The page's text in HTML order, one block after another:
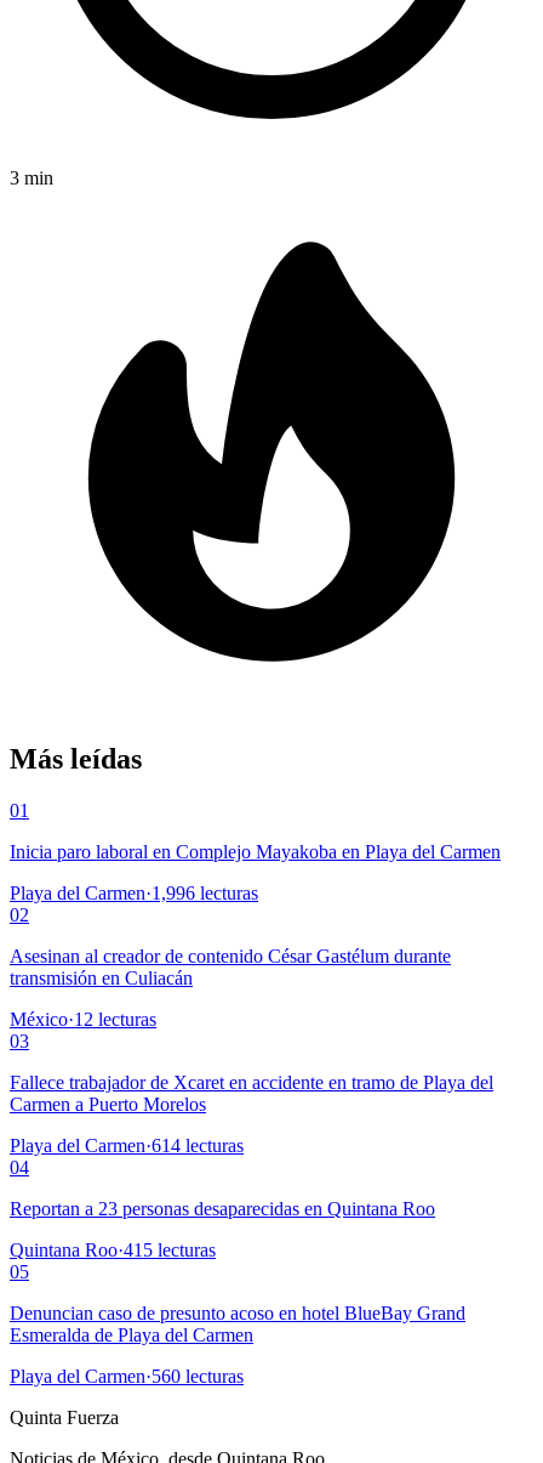
3 min
Más leídas
01
Inicia paro laboral en Complejo Mayakoba en Playa del Carmen
Playa del Carmen·1,996 lecturas
02
Asesinan al creador de contenido César Gastélum durante
transmisión en Culiacán
México·12 lecturas
03
Fallece trabajador de Xcaret en accidente en tramo de Playa del
Carmen a Puerto Morelos
Playa del Carmen·614 lecturas
04
Reportan a 23 personas desaparecidas en Quintana Roo
Quintana Roo·415 lecturas
05
Denuncian caso de presunto acoso en hotel BlueBay Grand
Esmeralda de Playa del Carmen
Playa del Carmen·560 lecturas
Quinta Fuerza
Noticias de México, desde Quintana Roo